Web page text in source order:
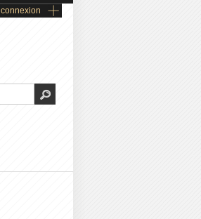
connexion